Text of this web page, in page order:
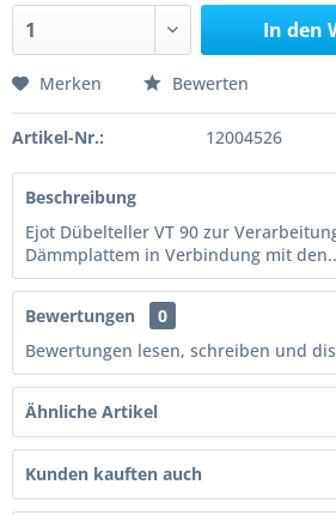
In den
Merken Bewerten
Artikel-Nr.: 12004526
Beschreibung
Ejot Dübelteller VT 90 zur
Dämmplattem in Verbindung mit
Bewertungen
0
Bewertungen lesen, schreiben und
Ähnliche Artikel
Kunden kauften auch